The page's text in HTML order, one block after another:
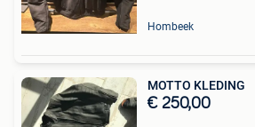
Hombeek
MOTTO KLEDING
€ 250,00